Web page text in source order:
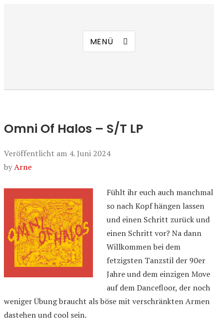
Manierenversagen
MENÜ
Omni Of Halos – S/T LP
Veröffentlicht am 4. Juni 2024
byArne
Fühlt ihr euch auch manchmal
so nach Kopf hängen lassen
und einen Schritt zurück und
einen Schritt vor? Na dann
Willkommen bei dem
fetzigsten Tanzstil der 90er
Jahre und dem einzigen Move
auf dem Dancefloor, der noch
weniger Übung braucht als böse mit verschränkten Armen
dastehen und cool sein.